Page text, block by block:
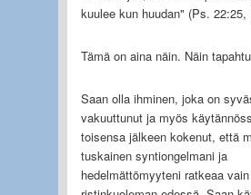
kuulee kun huudan" (Ps. 22:25,
Tämä on aina näin. Näin
Saan olla ihminen, joka on
vakuuttunut ja myös
toisensa jälkeen kokenut, että
tuskainen syntiongelmani ja
hedelmättömyyteni ratkeaa